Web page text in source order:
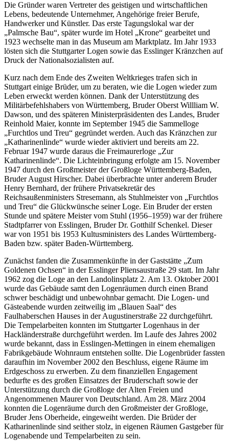
Die Gründer waren Vertreter des geistigen und wirtschaftlichen
Lebens, bedeutende Unternehmer, Angehörige freier Berufe,
Handwerker und Künstler. Das erste Tagungslokal war der
„Palmsche Bau“, später wurde im Hotel „Krone“ gearbeitet und
1923 wechselte man in das Museum am Marktplatz. Im Jahr 1933
lösten sich die Stuttgarter Logen sowie das Esslinger Kränzchen auf
Druck der Nationalsozialisten auf.
Kurz nach dem Ende des Zweiten Weltkrieges trafen sich in
Stuttgart einige Brüder, um zu beraten, wie die Logen wieder zum
Leben erweckt werden können. Dank der Unterstützung des
Militärbefehlshabers von Württemberg, Bruder Oberst Willliam W.
Dawson, und des späteren Ministerpräsidenten des Landes, Bruder
Reinhold Maier, konnte im September 1945 die Sammelloge
„Furchtlos und Treu“ gegründet werden. Auch das Kränzchen zur
„Katharinenlinde“ wurde wieder aktiviert und bereits am 22.
Februar 1947 wurde daraus die Freimaurerloge „Zur
Katharinenlinde“. Die Lichteinbringung erfolgte am 15. November
1947 durch den Großmeister der Großloge Württemberg-Baden,
Bruder August Hirscher. Dabei überbrachte unter anderem Bruder
Henry Bernhard, der frühere Privatsekretär des
Reichsaußenministers Stresemann, als Stuhlmeister von „Furchtlos
und Treu“ die Glückwünsche seiner Loge. Ein Bruder der ersten
Stunde und spätere Meister vom Stuhl (1956–1959) war der frühere
Stadtpfarrer von Esslingen, Bruder Dr. Gotthilf Schenkel. Dieser
war von 1951 bis 1953 Kultusministers des Landes Württemberg-
Baden bzw. später Baden-Württemberg.
Zunächst fanden die Zusammenkünfte in der Gaststätte „Zum
Goldenen Ochsen“ in der Esslinger Pliensaustraße 29 statt. Im Jahr
1962 zog die Loge an den Landolinsplatz 2. Am 13. Oktober 2001
wurde das Gebäude samt den Logenräumen durch einen Brand
schwer beschädigt und unbewohnbar gemacht. Die Logen- und
Gästeabende wurden zeitweilig im „Blauen Saal“ des
Faulhaberschen Hauses in der Augustinerstraße 22 durchgeführt.
Die Tempelarbeiten konnten im Stuttgarter Logenhaus in der
Hackländerstraße durchgeführt werden. Im Laufe des Jahres 2002
wurde bekannt, dass in Esslingen-Mettingen in einem ehemaligen
Fabrikgebäude Wohnraum entstehen sollte. Die Logenbrüder fassten
daraufhin im November 2002 den Beschluss, eigene Räume im
Erdgeschoss zu erwerben. Zu dem finanziellen Engagement
bedurfte es des großen Einsatzes der Bruderschaft sowie der
Unterstützung durch die Großloge der Alten Freien und
Angenommenen Maurer von Deutschland. Am 28. März 2004
konnten die Logenräume durch den Großmeister der Großloge,
Bruder Jens Oberheide, eingeweiht werden. Die Brüder der
Katharinenlinde sind seither stolz, in eigenen Räumen Gastgeber für
Logenabende und Tempelarbeiten zu sein.